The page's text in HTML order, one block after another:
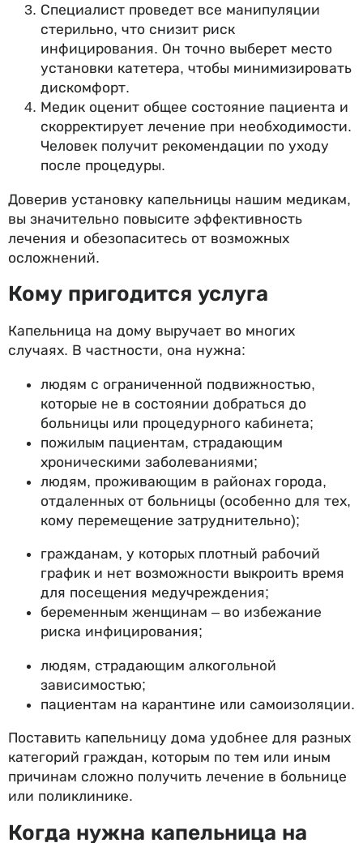
Специалист проведет все манипуляции
стерильно, что снизит риск
инфицирования. Он точно выберет место
установки катетера, чтобы минимизировать
дискомфорт.
Медик оценит общее состояние пациента и
скорректирует лечение при необходимости.
Человек получит рекомендации по уходу
после процедуры.
Доверив установку капельницы нашим медикам,
вы значительно повысите эффективность
лечения и обезопаситесь от возможных
осложнений.
Кому пригодится услуга
Капельница на дому выручает во многих
случаях. В частности, она нужна:
людям с ограниченной подвижностью,
которые не в состоянии добраться до
больницы или процедурного кабинета;
пожилым пациентам, страдающим
хроническими заболеваниями;
людям, проживающим в районах города,
отдаленных от больницы (особенно для тех,
кому перемещение затруднительно);
гражданам, у которых плотный рабочий
график и нет возможности выкроить время
для посещения медучреждения;
беременным женщинам – во избежание
риска инфицирования;
людям, страдающим алкогольной
зависимостью;
пациентам на карантине или самоизоляции.
Поставить капельницу дома удобнее для разных
категорий граждан, которым по тем или иным
причинам сложно получить лечение в больнице
или поликлинике.
Когда нужна капельница на